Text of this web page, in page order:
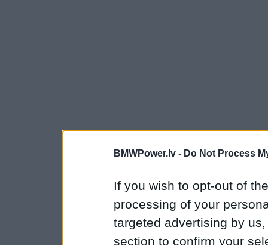
BMWPower.lv - Do Not Process
If you wish to opt-out of
processing of your
targeted advertising by
section to confirm your